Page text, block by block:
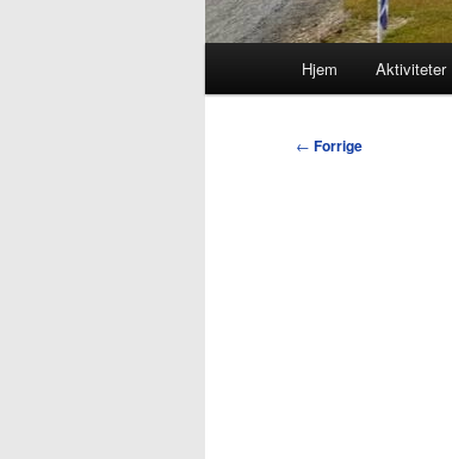
Hjem Aktiviteter
Innleggsnavigasjon
← Forrige